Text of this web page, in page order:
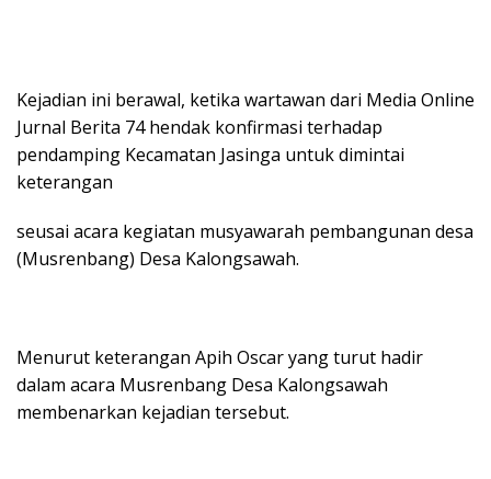
Kejadian ini berawal, ketika wartawan dari Media Online
Jurnal Berita 74 hendak konfirmasi terhadap
pendamping Kecamatan Jasinga untuk dimintai
keterangan
seusai acara kegiatan musyawarah pembangunan desa
(Musrenbang) Desa Kalongsawah.
Menurut keterangan Apih Oscar yang turut hadir
dalam acara Musrenbang Desa Kalongsawah
membenarkan kejadian tersebut.